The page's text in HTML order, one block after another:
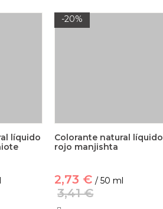
líquido
-20%
Colorante natural líquido
rojo manjishta
2,73 € / 50 ml
3,41 €